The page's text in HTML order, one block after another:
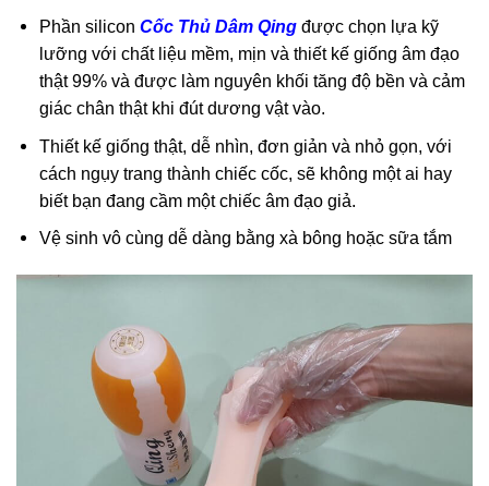
Phần silicon Cốc Thủ Dâm Qingđược chọn lựa kỹ
lưỡng với chất liệu mềm, mịn và thiết kế giống âm đạo
thật 99% và được làm nguyên khối tăng độ bền và cảm
giác chân thật khi đút dương vật vào.
Thiết kế giống thật, dễ nhìn, đơn giản và nhỏ gọn, với
cách ngụy trang thành chiếc cốc, sẽ không một ai hay
biết bạn đang cầm một chiếc âm đạo giả.
Vệ sinh vô cùng dễ dàng bằng xà bông hoặc sữa tắm